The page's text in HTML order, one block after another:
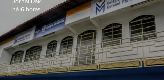
há 6 horas